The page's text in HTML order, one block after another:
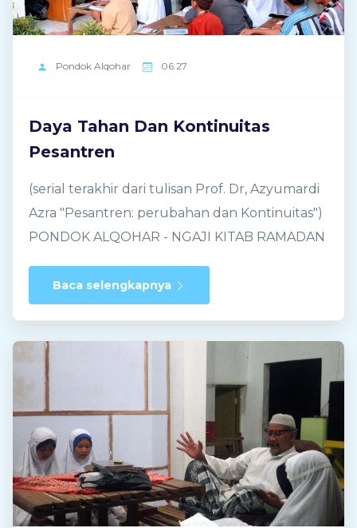
menyamudera. Memang ...
Pondok Alqohar 06.27
Daya Tahan Dan Kontinuitas
Pesantren
(serial terakhir dari tulisan Prof. Dr, Azyumardi
Azra "Pesantren: perubahan dan Kontinuitas")
PONDOK ALQOHAR - NGAJI KITAB RAMADAN
pesantren, dengan meminjam kerangka
Hosein Nasr, adalah dunia tradisional Islam,
Kontiunitas trdisi Islam yang dikembangkan
ulama dari masa ke masa, tidak terbatas pada
periode tertentu dalam sejarah Islam, seperti
periode kaum salaf, yaitu periode para sahabat
Nabi Muhammad dan Tabi’in senior. Anehnya,
istilah “ salaf ” juga digunakan oleh kalangan
pesantren, misalnya “pesantren salafiyah”,
walaupun dengan pengertian yang jauh
Baca selengkapnya